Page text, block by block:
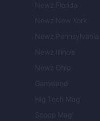
Newz Florida
Newz New York
Newz Pennsylvania
Newz Illinois
Newz Ohio
Gameland
Hig Tech Mag
Scoop Mag